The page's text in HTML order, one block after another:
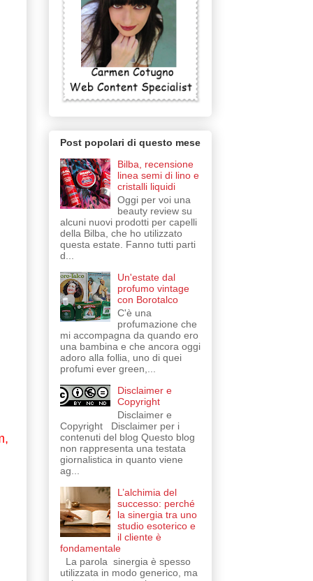
Post popolari di questo mese
Bilba, recensione
linea semi di lino e
cristalli liquidi
Oggi per voi una
beauty review su
alcuni nuovi prodotti per capelli
della Bilba, che ho utilizzato
questa estate. Fanno tutti parti
d...
Un'estate dal
profumo vintage
con Borotalco
C'è una
profumazione che
mi accompagna da quando ero
una bambina e che ancora oggi
adoro alla follia, uno di quei
profumi ever green,...
Disclaimer e
Copyright
Disclaimer e
Copyright Disclaimer per i
contenuti del blog Questo blog
non rappresenta una testata
giornalistica in quanto viene
ag...
L’alchimia del
successo: perché
la sinergia tra uno
studio esoterico e
il cliente è
fondamentale
La parola sinergia è spesso
utilizzata in modo generico, ma